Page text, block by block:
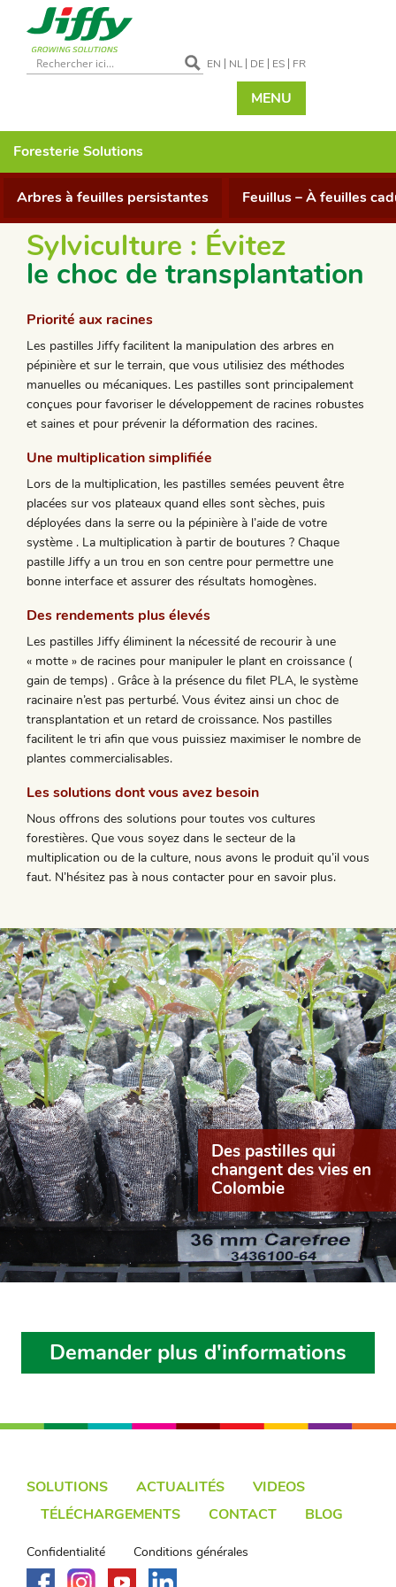
EN NL DE ES FR
MENU
Foresterie Solutions
Arbres à feuilles persistantes Feuillus – À feuilles
Sylviculture : Évitez
le choc de transplantation
Priorité aux racines
Les pastilles Jiffy facilitent la manipulation des arbres en
pépinière et sur le terrain, que vous utilisiez des méthodes
manuelles ou mécaniques. Les pastilles sont principalement
conçues pour favoriser le développement de racines robustes
et saines et pour prévenir la déformation des racines.
Une multiplication simplifiée
Lors de la multiplication, les pastilles semées peuvent être
placées sur vos plateaux quand elles sont sèches, puis
déployées dans la serre ou la pépinière à l’aide de votre
système . La multiplication à partir de boutures ? Chaque
pastille Jiffy a un trou en son centre pour permettre une
bonne interface et assurer des résultats homogènes.
Des rendements plus élevés
Les pastilles Jiffy éliminent la nécessité de recourir à une
« motte » de racines pour manipuler le plant en croissance (
gain de temps) . Grâce à la présence du filet PLA, le système
racinaire n’est pas perturbé. Vous évitez ainsi un choc de
transplantation et un retard de croissance. Nos pastilles
facilitent le tri afin que vous puissiez maximiser le nombre de
plantes commercialisables.
Les solutions dont vous avez besoin
Nous offrons des solutions pour toutes vos cultures
forestières. Que vous soyez dans le secteur de la
multiplication ou de la culture, nous avons le produit qu’il vous
faut. N’hésitez pas à nous contacter pour en savoir plus.
Des pastilles qui
changent des vies en
Colombie
Demander plus d'informations
SOLUTIONS ACTUALITÉS
VIDEOS
TÉLÉCHARGEMENTS
CONTACT BLOG
Confidentialité Conditions générales